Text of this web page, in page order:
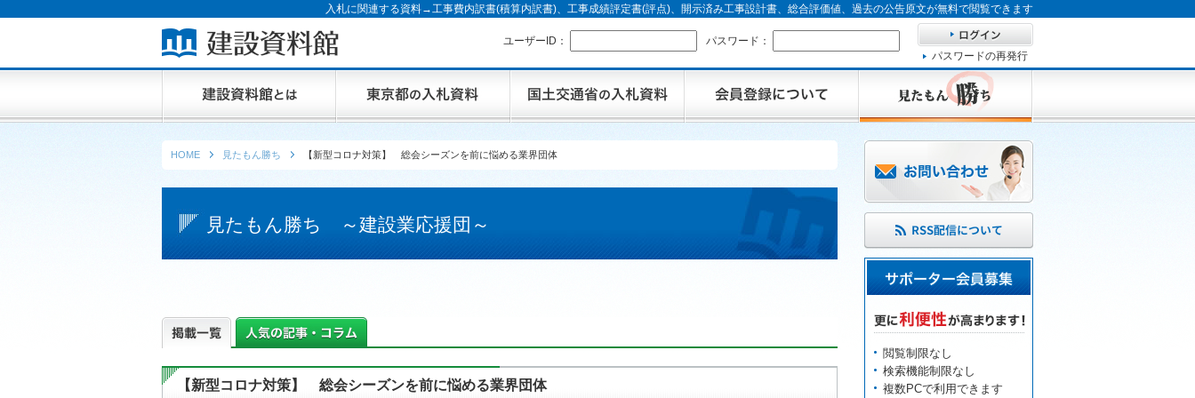
入札に関連する資料→工事費内訳書(積算内訳書)、工事成績評定書(評点)、開示済み工事設計書、総合評価値、過去の公告原文が無料で閲覧できます
ユーザーID：
パスワード：
パスワードの再発行
HOME 見たもん勝ち 【新型コロナ対策】 総会シーズンを前に悩める業界団体
見たもん勝ち ～建設業応援団～
【新型コロナ対策】 総会シーズンを前に悩める業界団体
閲覧制限なし
検索機能制限なし
複数PCで利用できます